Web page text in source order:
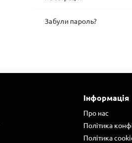
Забули пароль?
Інформація
Про нас
Політика
Політика